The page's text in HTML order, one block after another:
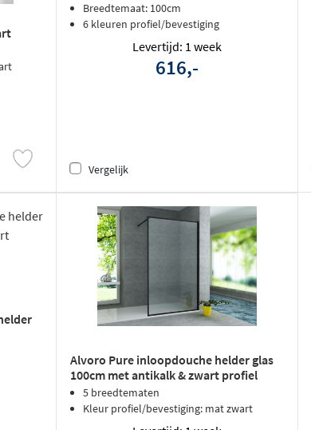
Breedtemaat: 100cm
6 kleuren profiel/bevestiging
Levertijd: 1 week
616,-
Vergelijk
Alvoro Pure inloopdouche helder glas
100cm met antikalk & zwart profiel
rondom
5 breedtematen
Kleur profiel/bevestiging: mat zwart